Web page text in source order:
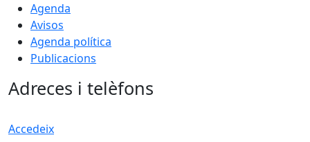
Agenda
Avisos
Agenda política
Publicacions
Adreces i telèfons
Accedeix